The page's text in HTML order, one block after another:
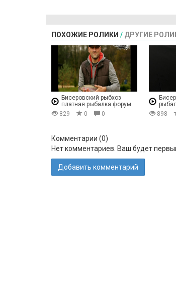
ПОХОЖИЕ РОЛИКИ / ДРУГИЕ
Бисеровский рыбхоз
платная рыбалка форум
829
0 0
898
Комментарии (0)
Нет комментариев. Ваш будет
Добавить комментарий